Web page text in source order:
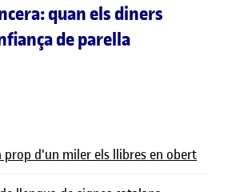
quan els diners
de parella
prop d'un miler els llibres en obert